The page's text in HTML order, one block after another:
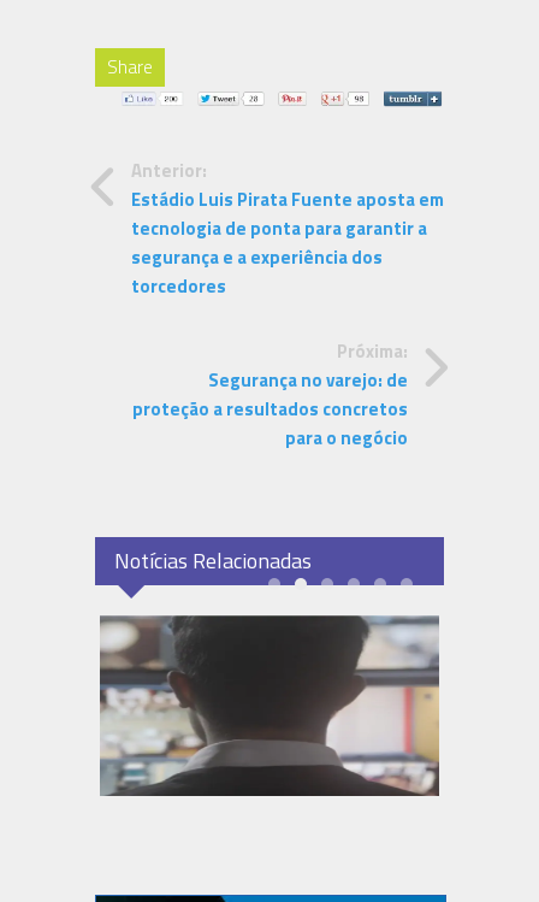
Share
Anterior:
Estádio Luis Pirata Fuente aposta em
tecnologia de ponta para garantir a
segurança e a experiência dos
torcedores
Próxima:
Segurança no varejo: de
proteção a resultados concretos
para o negócio
Notícias Relacionadas